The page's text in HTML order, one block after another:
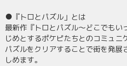
●『トロとパズル」とは
最新作『トロとパズル～どこでもい
じめとするポケピたちとのコミュニ
パズルをクリアすることで街を発展
しめます。